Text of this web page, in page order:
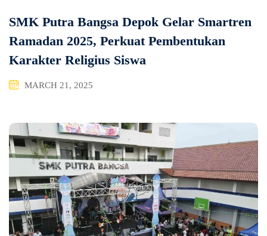
SMK Putra Bangsa Depok Gelar Smartren
Ramadan 2025, Perkuat Pembentukan
Karakter Religius Siswa
MARCH 21, 2025